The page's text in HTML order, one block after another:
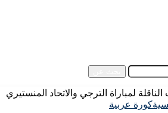
الناقلة لمباراة الترجي والاتحاد المنستيري
كورة عربية